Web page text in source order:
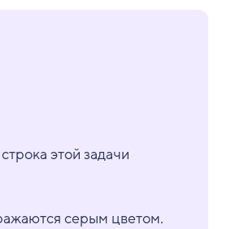
этой задачи
серым цветом.